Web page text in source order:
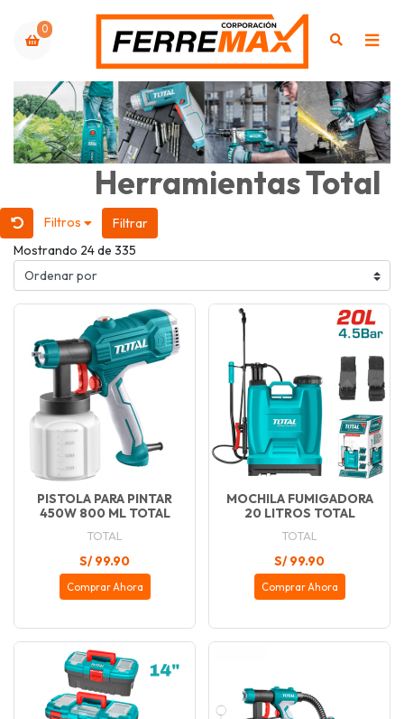
0
Herramientas Total
Filtros
Filtrar
Mostrando 24 de 335
PISTOLA PARA PINTAR
450W 800 ML TOTAL
TOTAL
S/ 99.90
Comprar Ahora
MOCHILA FUMIGADORA
20 LITROS TOTAL
TOTAL
S/ 99.90
Comprar Ahora